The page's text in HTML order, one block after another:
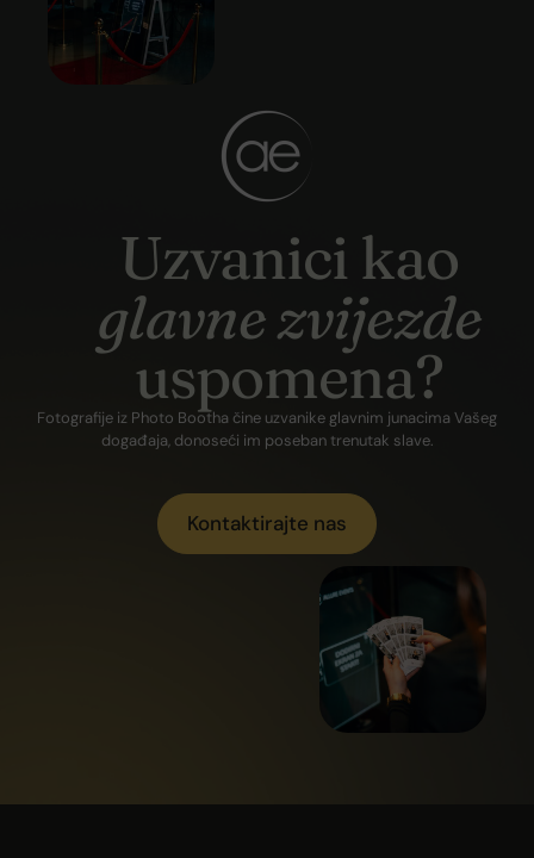
Uzvanici kao
glavne zvijezde
uspomena?
Fotografije iz Photo Bootha čine uzvanike glavnim junacima Vašeg
događaja, donoseći im poseban trenutak slave.
Kontaktirajte nas